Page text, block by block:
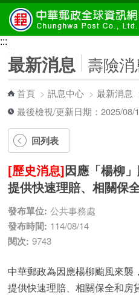
跳到主要內容區塊
:::
最新消息 壽險消
首頁 >訊息中心 >最新消息
最後檢視/更新日期：2025/08/
回列表
[歷史消息]因應「楊柳
提供快速理賠、相關保
發布單位: 公共事務處
發布時間: 114/08/14
閱次: 9743
中華郵政為因應楊柳颱風來襲
提供快速理賠、相關保全和房